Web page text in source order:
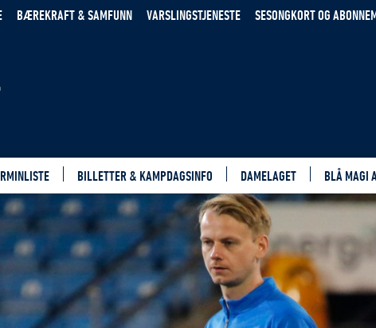
BÆREKRAFT & SAMFUNN VARSLINGSTJENESTE SESONGKORT OG
BILLETTER & KAMPDAGSINFO DAMELAGET BLÅ MAGI